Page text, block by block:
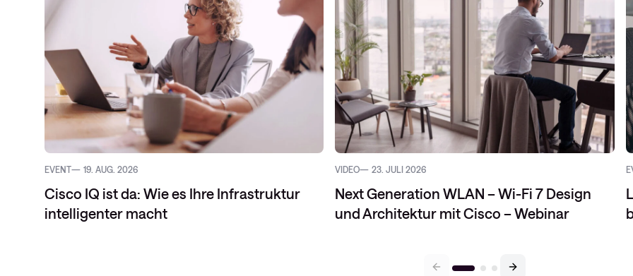
EVENT 19. AUG. 2026
Cisco IQ ist da: Wie es Ihre Infrastruktur
intelligenter macht
VIDEO 23. JULI 2026
Next Generation WLAN – Wi-Fi 7 Design
und Architektur mit Cisco – Webinar